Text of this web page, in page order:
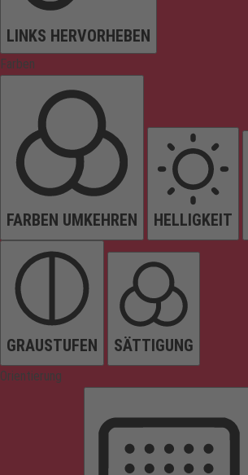
LINKS HERVORHEBEN
Farben
FARBEN UMKEHREN HELLIGKEIT
GRAUSTUFEN SÄTTIGUNG
Orientierung